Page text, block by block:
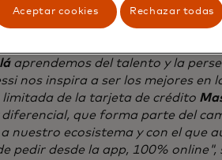
bonificada. En caso
aprendemos del talento y la
nos inspira a ser los mejores en
limitada de la tarjeta de crédito
diferencial, que forma parte del
a nuestro ecosistema y con el que
pedir desde la app, 100%
Aceptar cookies Rechazar todas